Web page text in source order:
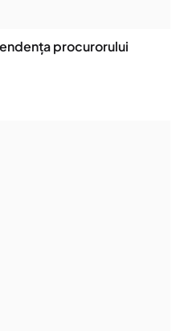
procurorului